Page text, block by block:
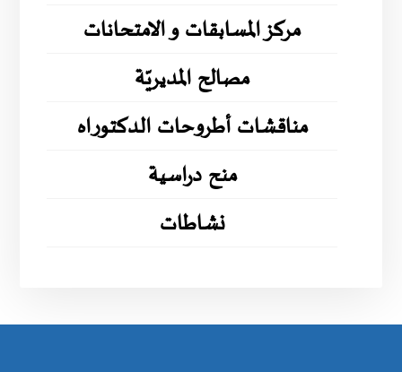
مركز المسابقات و الامتحانات
مصالح المديريّة
مناقشات أطروحات الدكتوراه
منح دراسية
نشاطات